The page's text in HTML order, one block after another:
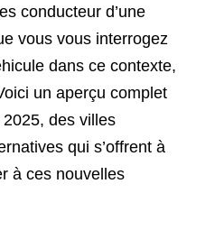
conducteur d’une
vous vous interrogez
dans ce contexte,
un aperçu complet
des villes
qui s’offrent à
à ces nouvelles